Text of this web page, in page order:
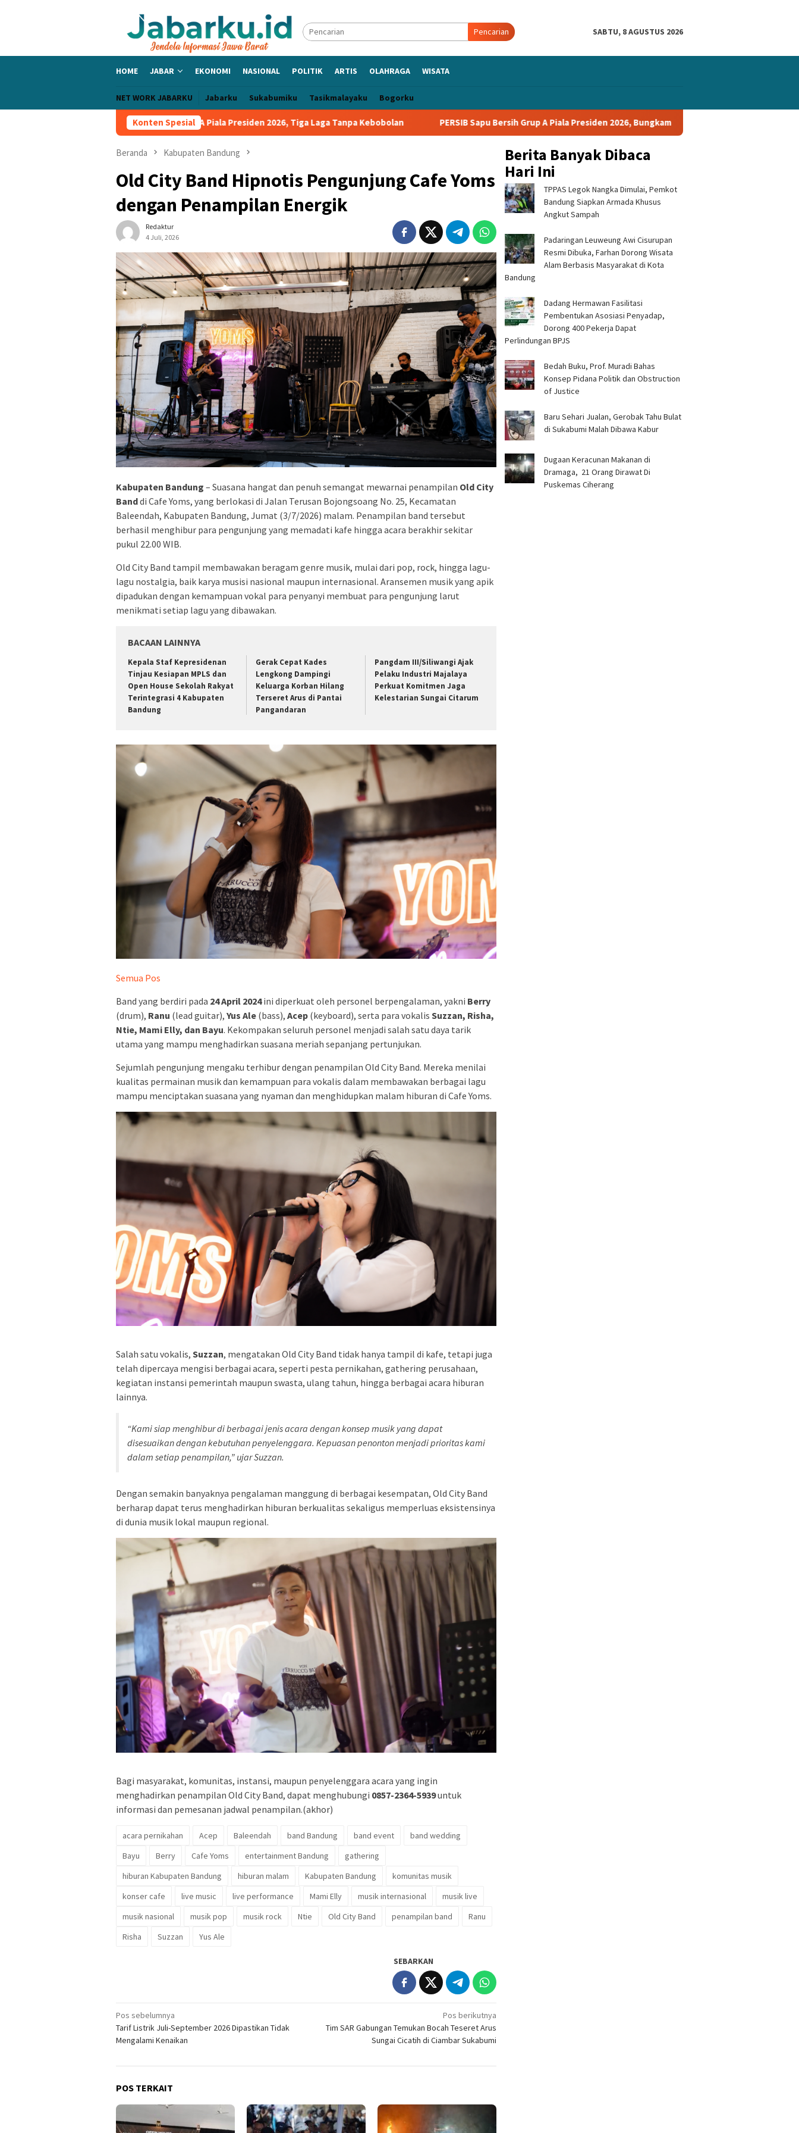
Pencarian SABTU, 8 AGUSTUS 2026
HOME JABAR EKONOMI NASIONAL POLITIK ARTIS OLAHRAGA WISATA
NET WORK JABARKU Jabarku Sukabumiku Tasikmalayaku Bogorku
Konten Spesial
Sapu Bersih Grup A Piala Presiden 2026, Tiga Laga Tanpa Kebobolan PERSIB Sapu Bersih Grup A Piala Presiden 2026, Bungkam Tampines Rovers 1-0 dan Lolos ke Semifinal
Beranda Kabupaten Bandung
Old City Band Hipnotis Pengunjung Cafe Yoms
dengan Penampilan Energik
Redaktur
4 Juli, 2026
Kabupaten Bandung – Suasana hangat dan penuh semangat mewarnai penampilan Old City
Banddi Cafe Yoms, yang berlokasi di Jalan Terusan Bojongsoang No. 25, Kecamatan
Baleendah, Kabupaten Bandung, Jumat (3/7/2026) malam. Penampilan band tersebut
berhasil menghibur para pengunjung yang memadati kafe hingga acara berakhir sekitar
pukul 22.00 WIB.
Old City Band tampil membawakan beragam genre musik, mulai dari pop, rock, hingga lagu-
lagu nostalgia, baik karya musisi nasional maupun internasional. Aransemen musik yang apik
dipadukan dengan kemampuan vokal para penyanyi membuat para pengunjung larut
menikmati setiap lagu yang dibawakan.
BACAAN LAINNYA
Kepala Staf Kepresidenan
Tinjau Kesiapan MPLS dan
Open House Sekolah Rakyat
Terintegrasi 4 Kabupaten
Bandung
Gerak Cepat Kades
Lengkong Dampingi
Keluarga Korban Hilang
Terseret Arus di Pantai
Pangandaran
Pangdam III/Siliwangi Ajak
Pelaku Industri Majalaya
Perkuat Komitmen Jaga
Kelestarian Sungai Citarum
Semua Pos
Band yang berdiri pada 24 April 2024ini diperkuat oleh personel berpengalaman, yakni Berry
(drum), Ranu (lead guitar), Yus Ale (bass), Acep (keyboard), serta para vokalis Suzzan, Risha,
Ntie, Mami Elly, dan Bayu. Kekompakan seluruh personel menjadi salah satu daya tarik
utama yang mampu menghadirkan suasana meriah sepanjang pertunjukan.
Sejumlah pengunjung mengaku terhibur dengan penampilan Old City Band. Mereka menilai
kualitas permainan musik dan kemampuan para vokalis dalam membawakan berbagai lagu
mampu menciptakan suasana yang nyaman dan menghidupkan malam hiburan di Cafe Yoms.
Salah satu vokalis, Suzzan, mengatakan Old City Band tidak hanya tampil di kafe, tetapi juga
telah dipercaya mengisi berbagai acara, seperti pesta pernikahan, gathering perusahaan,
kegiatan instansi pemerintah maupun swasta, ulang tahun, hingga berbagai acara hiburan
lainnya.
“Kami siap menghibur di berbagai jenis acara dengan konsep musik yang dapat
disesuaikan dengan kebutuhan penyelenggara. Kepuasan penonton menjadi prioritas kami
dalam setiap penampilan,” ujar Suzzan.
Dengan semakin banyaknya pengalaman manggung di berbagai kesempatan, Old City Band
berharap dapat terus menghadirkan hiburan berkualitas sekaligus memperluas eksistensinya
di dunia musik lokal maupun regional.
Bagi masyarakat, komunitas, instansi, maupun penyelenggara acara yang ingin
menghadirkan penampilan Old City Band, dapat menghubungi 0857-2364-5939untuk
informasi dan pemesanan jadwal penampilan.(akhor)
acara pernikahan Acep Baleendah band Bandung band event
band wedding
Bayu
Berry Cafe Yoms entertainment Bandung
gathering
hiburan Kabupaten Bandung
hiburan malam Kabupaten Bandung
komunitas musik
konser cafe
live music live performance Mami Elly musik internasional
musik live
musik nasional
musik pop musik rock Ntie Old City Band penampilan band
Ranu
Risha
Suzzan Yus Ale
SEBARKAN
Navigasi
pos
Pos sebelumnya
Tarif Listrik Juli-September 2026 Dipastikan Tidak
Mengalami Kenaikan
Pos berikutnya
Tim SAR Gabungan Temukan Bocah Teseret Arus
Sungai Cicatih di Ciambar Sukabumi
POS TERKAIT
Berita Banyak Dibaca
Hari Ini
TPPAS Legok Nangka Dimulai, Pemkot
Bandung Siapkan Armada Khusus
Angkut Sampah
Padaringan Leuweung Awi Cisurupan
Resmi Dibuka, Farhan Dorong Wisata
Alam Berbasis Masyarakat di Kota
Bandung
Dadang Hermawan Fasilitasi
Pembentukan Asosiasi Penyadap,
Dorong 400 Pekerja Dapat
Perlindungan BPJS
Bedah Buku, Prof. Muradi Bahas
Konsep Pidana Politik dan Obstruction
of Justice
Baru Sehari Jualan, Gerobak Tahu Bulat
di Sukabumi Malah Dibawa Kabur
‎Dugaan Keracunan Makanan di
Dramaga, 21 Orang Dirawat Di
Puskemas Ciherang ‎